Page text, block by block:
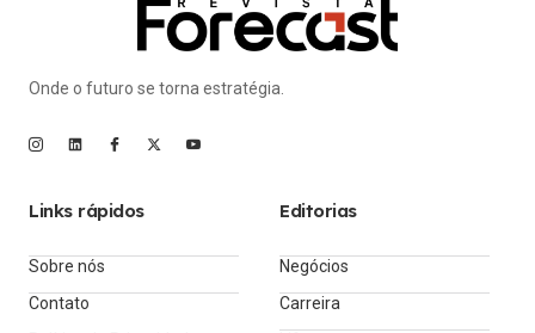
Onde o futuro se torna estratégia.
Links rápidos
Sobre nós
Contato
Editorias
Negócios
Carreira